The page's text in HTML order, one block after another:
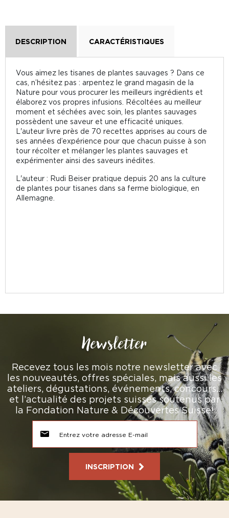
DESCRIPTION CARACTÉRISTIQUES
Vous aimez les tisanes de plantes sauvages ? Dans ce
cas, n’hésitez pas : arpentez le grand magasin de la
Nature pour vous procurer les meilleurs ingrédients et
élaborez vos propres infusions. Récoltées au meilleur
moment et séchées avec soin, les plantes sauvages
possèdent une saveur et une efficacité uniques.
L'auteur livre près de 70 recettes apprises au cours de
ses années d’expérience pour que chacun puisse à son
tour récolter et mélanger les plantes sauvages et
expérimenter ainsi des saveurs inédites.
L'auteur : Rudi Beiser pratique depuis 20 ans la culture
de plantes pour tisanes dans sa ferme biologique, en
Allemagne.
Newsletter
Recevez tous les mois notre newsletter avec
les nouveautés, offres spéciales, mais aussi les
ateliers, dégustations, événements, concours…
et l’actualité des projets suisses soutenus par
la Fondation Nature & Découvertes Suisse!
INSCRIPTION